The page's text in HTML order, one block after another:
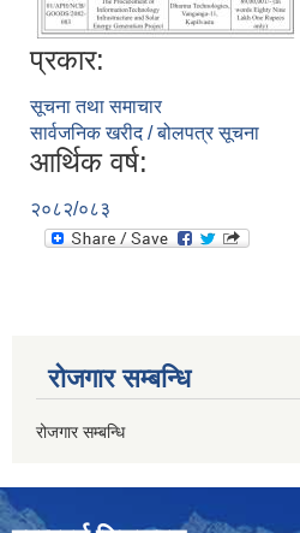
प्रकार:
सूचना तथा समाचार
सार्वजनिक खरीद / बोलपत्र सूचना
आर्थिक वर्ष:
२०८२/०८३
रोजगार सम्बन्धि
रोजगार सम्बन्धि